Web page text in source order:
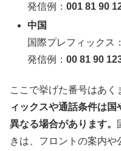
発信例：001 81 90
中国
国際プレフィックス
発信例：00 81 90
ここで挙げた番号はあく
ィックスや通話条件は
異なる場合があります。
きは、フロントの案内